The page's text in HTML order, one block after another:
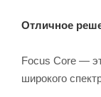
Отличное
Focus Core —
широкого